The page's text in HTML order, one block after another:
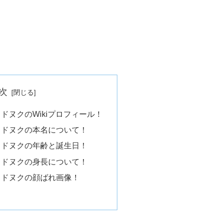
ヌクのWikiプロフィール！
ヌクの本名について！
ヌクの年齢と誕生日！
ヌクの身長について！
ヌクの顔ばれ画像！